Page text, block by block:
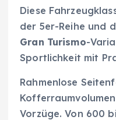
Diese
der 5er-Reihe und
Gran Turismo-
Sportlichkeit mit
Rahmenlose
Vorzüge. Von 600